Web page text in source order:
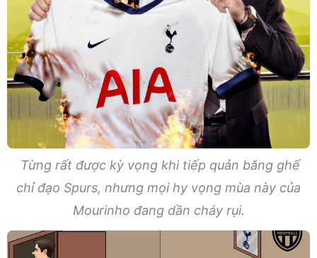
Từng rất được kỳ vọng khi tiếp quản băng ghế
chỉ đạo Spurs, nhưng mọi hy vọng mùa này của
Mourinho đang dần cháy rụi.